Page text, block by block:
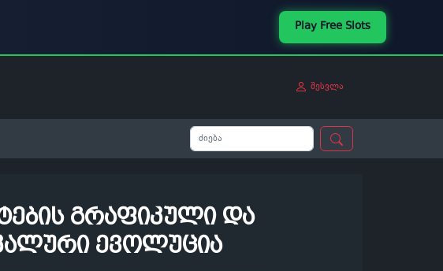
Play Free Slots
შესვლა
გრაფიკული და
ევოლუცია